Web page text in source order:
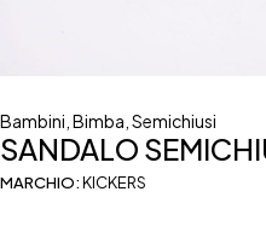
Bambini Bimba Semichiusi
SANDALO
MARCHIO:KICKERS